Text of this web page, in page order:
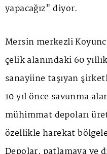
yapacağız" diyor.
Mersin merkezli
çelik alanındaki 60
sanayiine taşıyan
10 yıl önce savunma
mühimmat depoları
özellikle harekat